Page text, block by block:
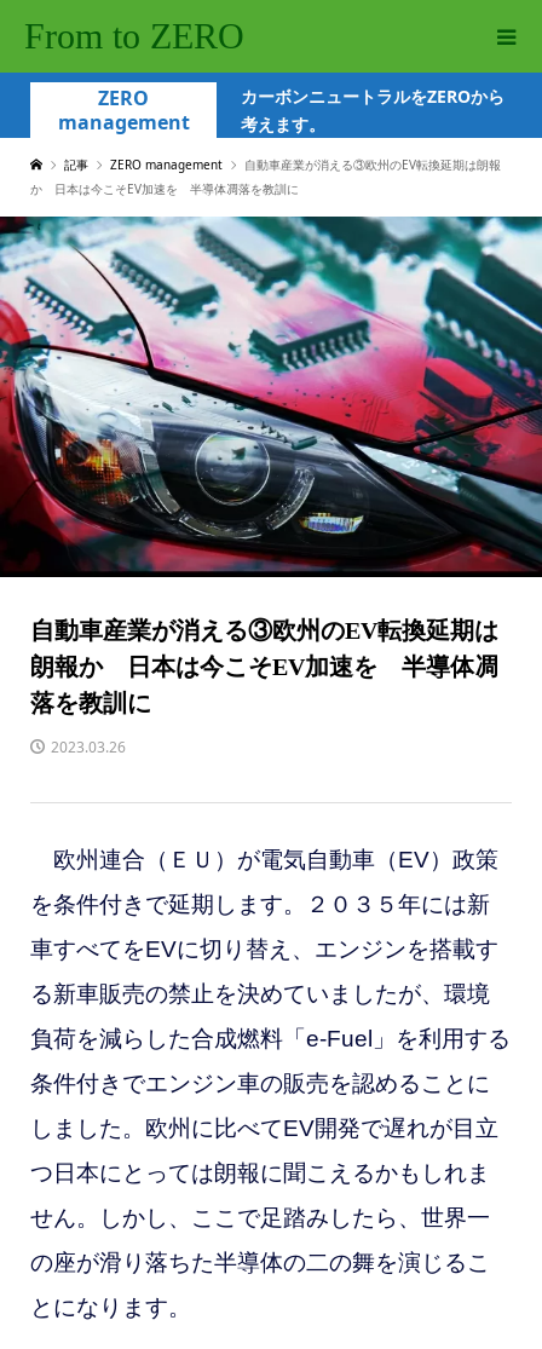
From to ZERO
ZERO
management
カーボンニュートラルをZEROから
考えます。
記事 ZERO management
自動車産業が消える③欧州のEV転換延期は朗報
か 日本は今こそEV加速を 半導体凋落を教訓に
自動車産業が消える③欧州のEV転換延期は
朗報か 日本は今こそEV加速を 半導体凋
落を教訓に
2023.03.26
欧州連合（ＥＵ）が電気自動車（EV）政策
を条件付きで延期します。２０３５年には新
車すべてをEVに切り替え、エンジンを搭載す
る新車販売の禁止を決めていましたが、環境
負荷を減らした合成燃料「e-Fuel」を利用する
条件付きでエンジン車の販売を認めることに
しました。欧州に比べてEV開発で遅れが目立
つ日本にとっては朗報に聞こえるかもしれま
せん。しかし、ここで足踏みしたら、世界一
の座が滑り落ちた半導体の二の舞を演じるこ
とになります。